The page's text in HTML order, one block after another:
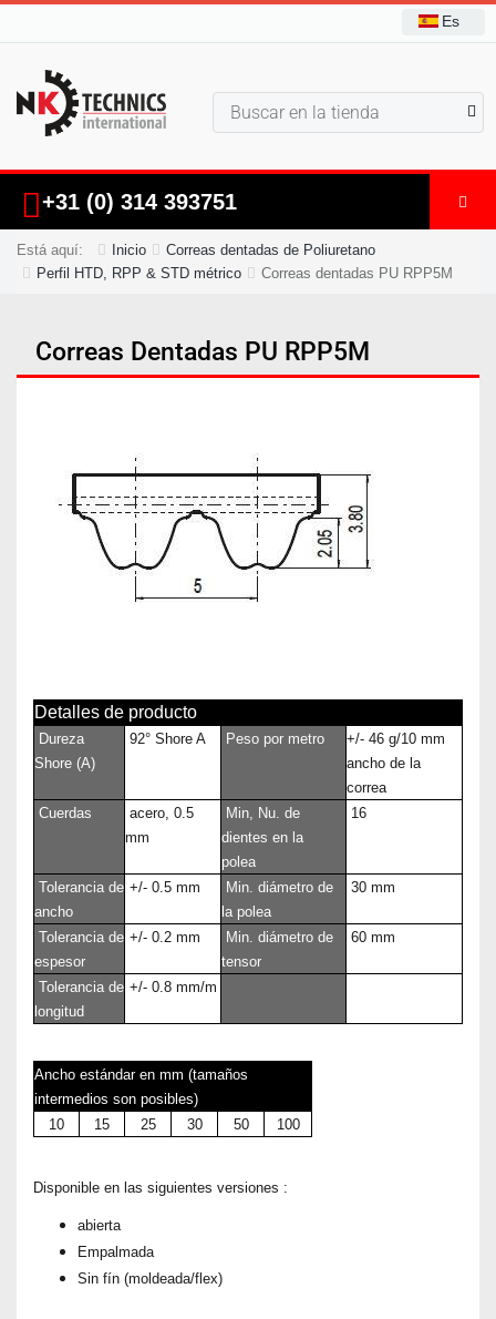
Es
+31 (0) 314 393751
Está aquí: Inicio
Correas dentadas de Poliuretano
Perfil HTD, RPP & STD métrico
Correas dentadas PU RPP5M
Correas Dentadas PU RPP5M
Detalles de producto
Dureza
Shore (A)
92° Shore A Peso por metro
+/- 46 g/10 mm
ancho de la
correa
Cuerdas
acero, 0.5
mm
Min, Nu. de
dientes en la
polea
16
Tolerancia de
ancho
+/- 0.5 mm
Min. diámetro de
la polea
30 mm
Tolerancia de
espesor
+/- 0.2 mm
Min. diámetro de
tensor
60 mm
Tolerancia de
longitud
+/- 0.8 mm/m
Ancho estándar en mm (tamaños
intermedios son posibles)
10
15 25 30 50 100
Disponible en las siguientes versiones :
abierta
Empalmada
Sin fín (moldeada/flex)